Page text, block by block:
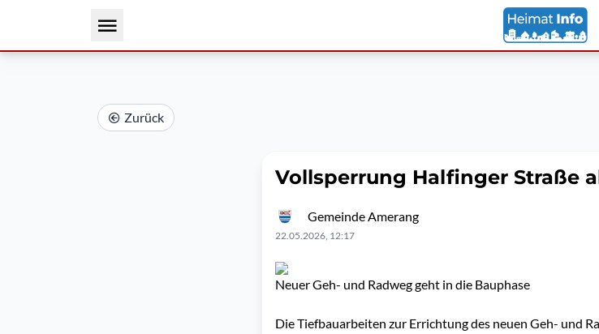
Zurück
Vollsperrung Halfinger Straße
Gemeinde Amerang
22.05.2026, 12:17
Neuer Geh- und Radweg geht in die Bauphase
Die Tiefbauarbeiten zur Errichtung des neuen Geh- und